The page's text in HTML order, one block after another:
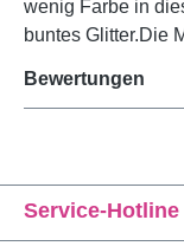
wenig Farbe in
buntes Glitter.Die
Bewertungen
Service-Hotline